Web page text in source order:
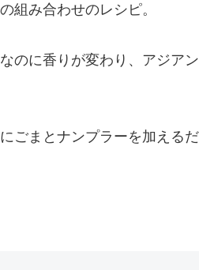
組み合わせのレシピ。
のに香りが変わり、アジア
ごまとナンプラーを加える